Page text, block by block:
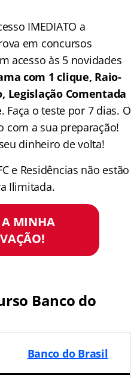
IMEDIATO a
em concursos
acesso às 5 novidades
com 1 clique, Raio-
Legislação Comentada
. Faça o teste por 7 dias. O
com a sua preparação!
dinheiro de volta!
e Residências não estão
Ilimitada.
A MINHA
Banco do
Banco do Brasil